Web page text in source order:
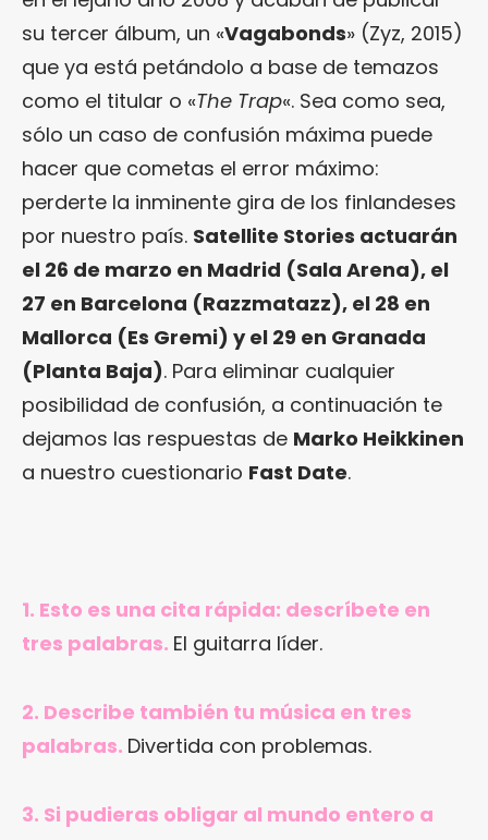
su tercer álbum, un «Vagabonds» (Zyz, 2015)
que ya está petándolo a base de temazos
como el titular o «The Trap«. Sea como sea,
sólo un caso de confusión máxima puede
hacer que cometas el error máximo:
perderte la inminente gira de los finlandeses
por nuestro país. Satellite Stories actuarán
el 26 de marzo en Madrid (Sala Arena), el
27 en Barcelona (Razzmatazz), el 28 en
Mallorca (Es Gremi) y el 29 en Granada
(Planta Baja). Para eliminar cualquier
posibilidad de confusión, a continuación te
dejamos las respuestas de Marko Heikkinen
a nuestro cuestionario Fast Date.
1. Esto es una cita rápida: descríbete en
tres palabras. El guitarra líder.
2. Describe también tu música en tres
palabras. Divertida con problemas.
3. Si pudieras obligar al mundo entero a